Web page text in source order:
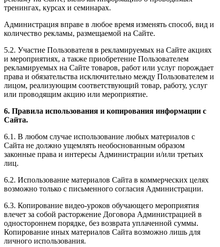
тренингах, курсах и семинарах.
Администрация вправе в любое время изменять способ, вид и
количество рекламы, размещаемой на Сайте.
5.2. Участие Пользователя в рекламируемых на Сайте акциях
и мероприятиях, а также приобретение Пользователем
рекламируемых на Сайте товаров, работ или услуг порождает
права и обязательства исключительно между Пользователем и
лицом, реализующим соответствующий товар, работу, услуг
или проводящим акцию или мероприятие.
6. Правила использования и копирования информации с
Сайта.
6.1. В любом случае использование любых материалов с
Сайта не должно ущемлять необоснованным образом
законные права и интересы Администрации и/или третьих
лиц.
6.2. Использование материалов Сайта в коммерческих целях
возможно только с письменного согласия Администрации.
6.3. Копирование видео-уроков обучающего мероприятия
влечет за собой расторжение Договора Администрацией в
одностороннем порядке, без возврата уплаченной суммы.
Копирование иных материалов Сайта возможно лишь для
личного использования.